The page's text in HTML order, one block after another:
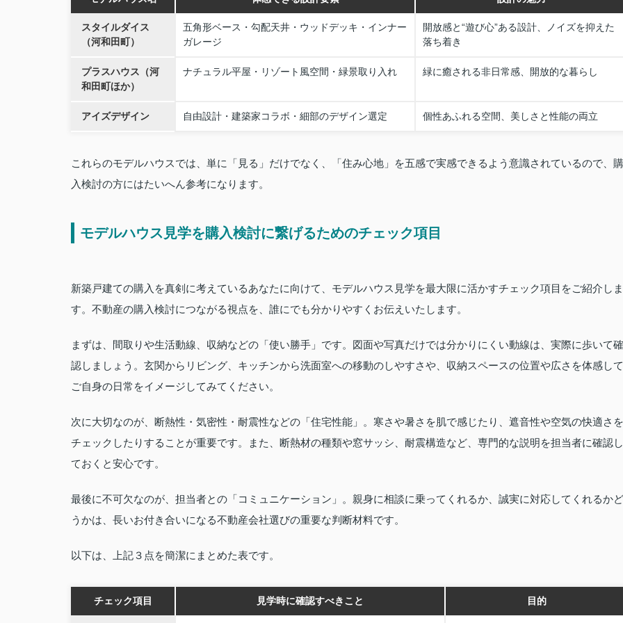
スタイルダイス
（河和田町）
五角形ベース・勾配天井・ウッドデッキ・インナー
ガレージ
開放感と“遊び心”ある設計、ノイズを抑えた
落ち着き
プラスハウス（河
和田町ほか）
ナチュラル平屋・リゾート風空間・緑景取り入れ 緑に癒される非日常感、開放的な暮らし
アイズデザイン 自由設計・建築家コラボ・細部のデザイン選定 個性あふれる空間、美しさと性能の両立
これらのモデルハウスでは、単に「見る」だけでなく、「住み心地」を五感で実感できるよう意識されているので、購
入検討の方にはたいへん参考になります。
モデルハウス見学を購入検討に繋げるためのチェック項目
新築戸建ての購入を真剣に考えているあなたに向けて、モデルハウス見学を最大限に活かすチェック項目をご紹介しま
す。不動産の購入検討につながる視点を、誰にでも分かりやすくお伝えいたします。
まずは、間取りや生活動線、収納などの「使い勝手」です。図面や写真だけでは分かりにくい動線は、実際に歩いて確
認しましょう。玄関からリビング、キッチンから洗面室への移動のしやすさや、収納スペースの位置や広さを体感して
ご自身の日常をイメージしてみてください。
次に大切なのが、断熱性・気密性・耐震性などの「住宅性能」。寒さや暑さを肌で感じたり、遮音性や空気の快適さを
チェックしたりすることが重要です。また、断熱材の種類や窓サッシ、耐震構造など、専門的な説明を担当者に確認し
ておくと安心です。
最後に不可欠なのが、担当者との「コミュニケーション」。親身に相談に乗ってくれるか、誠実に対応してくれるかど
うかは、長いお付き合いになる不動産会社選びの重要な判断材料です。
以下は、上記３点を簡潔にまとめた表です。
チェック項目 見学時に確認すべきこと 目的